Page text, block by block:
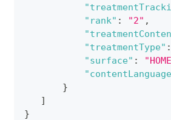
"rank" : "2" ,
"treatmentType" :
"surface" :
}
]
}